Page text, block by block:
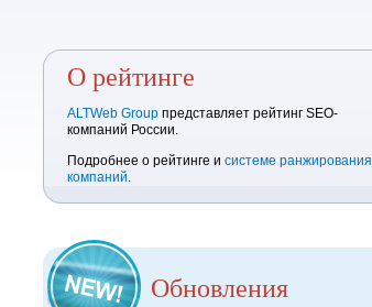
О рейтинге
ALTWeb Group представляет рейтинг SEO-
компаний России.
Подробнее о рейтинге и системе ранжирования
компаний.
Обновления